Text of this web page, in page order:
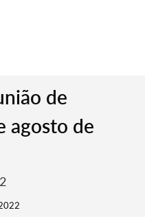
de
agosto de